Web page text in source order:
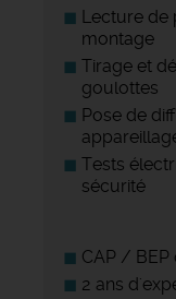
Lecture de
montage
Tirage et
goulottes
Pose de
Tests
sécurité
CAP / BEP
2 ans